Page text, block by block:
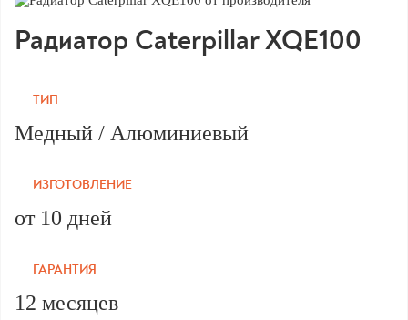
Радиатор Caterpillar XQE100
ТИП
Медный / Алюминиевый
ИЗГОТОВЛЕНИЕ
от 10 дней
ГАРАНТИЯ
12 месяцев